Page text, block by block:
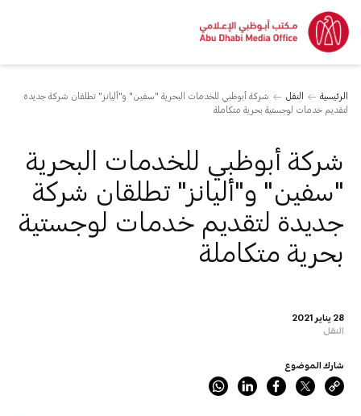
الرئيسية النقل
شركة أبوظبي للخدمات البحرية "سفين" و"أليانز" تطلقان شركة جديدة
لتقديم خدمات لوجستية بحرية متكاملة
28 يناير 2021
النقل
شركة أبوظبي للخدمات البحرية
"سفين" و"أليانز" تطلقان شركة
جديدة لتقديم خدمات لوجستية
بحرية متكاملة
شارك الموضوع